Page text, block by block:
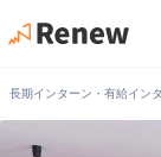
長期インターン・有給イン